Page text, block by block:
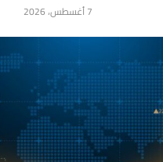
7 أغسطس، 2026